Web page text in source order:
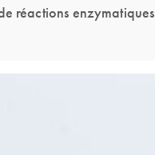
réactions enzymatiques